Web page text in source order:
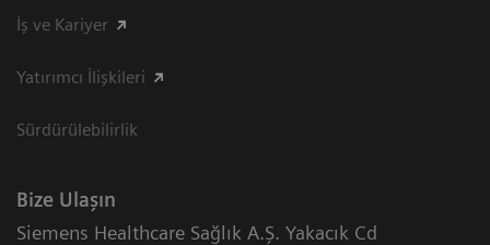
İş ve Kariyer
Yatırımcı İlişkileri
Sürdürülebilirlik
Bize Ulaşın
Siemens Healthcare Sağlık A.Ş. Yakacık Cd